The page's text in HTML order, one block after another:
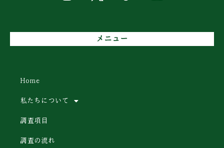
メニュー
Home
私たちについて
調査項目
調査の流れ